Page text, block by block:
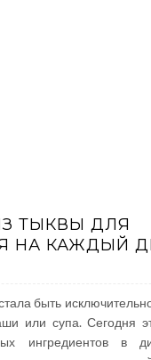
ТЫКВЫ ДЛЯ
НА КАЖДЫЙ
быть
или супа. Сегодня
ингредиентов в